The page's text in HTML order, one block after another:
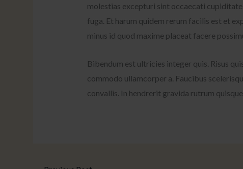
molestias excepturi sint occaecati
fuga. Et harum quidem rerum facilis est et
minus id quod maxime placeat facere
Bibendum est ultricies integer quis. Risus
commodo ullamcorper a. Faucibus
convallis. In hendrerit gravida rutrum quisque.